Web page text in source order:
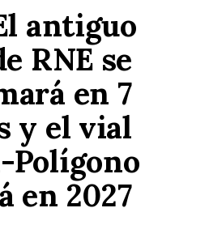
antiguo
RNE se
en 7
y el vial
Polígono
en 2027